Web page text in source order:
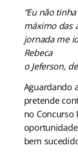
“Eu não
máximo das
jornada me
Rebeca
o Jeferson,
Aguardando
pretende
no Concurso
bem